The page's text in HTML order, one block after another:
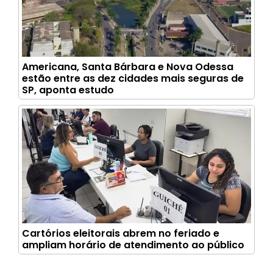
Americana, Santa Bárbara e Nova Odessa
estão entre as dez cidades mais seguras de
SP, aponta estudo
Cartórios eleitorais abrem no feriado e
ampliam horário de atendimento ao público